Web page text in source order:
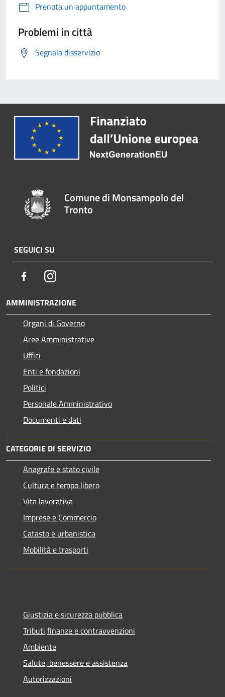
Prenota un appuntamento
Problemi in città
Segnala disservizio
Comune di Monsampolo del
Tronto
SEGUICI SU
FacebookInstagram
AMMINISTRAZIONE
Organi di Governo
Aree Amministrative
Uffici
Enti e fondazioni
Politici
Personale Amministrativo
Documenti e dati
CATEGORIE DI SERVIZIO
Anagrafe e stato civile
Cultura e tempo libero
Vita lavorativa
Imprese e Commercio
Catasto e urbanistica
Mobilità e trasporti
Giustizia e sicurezza pubblica
Tributi,finanze e contravvenzioni
Ambiente
Salute, benessere e assistenza
Autorizzazioni